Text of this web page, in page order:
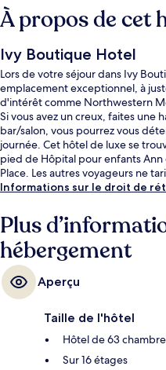
À propos de cet
Ivy Boutique Hotel
Lors de votre séjour dans Ivy
emplacement exceptionnel, à
d'intérêt comme Northwestern
Si vous avez un creux, faites une
bar/salon, vous pourrez vous
journée. Cet hôtel de luxe se
pied de Hôpital pour enfants
Place. Les autres voyageurs ne
concerne le personnel
est à 9 min et Station de métro
Informations sur le droit de
Plus
hébergement
Aperçu
Taille de l'hôtel
Hôtel de 63
Sur 16 étages